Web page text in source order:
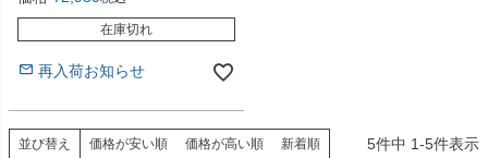
在庫切れ
再入荷お知らせ
並び替え 価格が安い順 価格が高い順 新着順 5件中 1-5件表示